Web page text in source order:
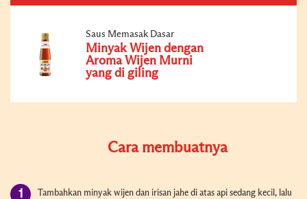
Saus Memasak Dasar
Minyak Wijen dengan
Aroma Wijen Murni
yang di giling
Cara membuatnya
Tambahkan minyak wijen dan irisan jahe di atas api sedang kecil, lalu